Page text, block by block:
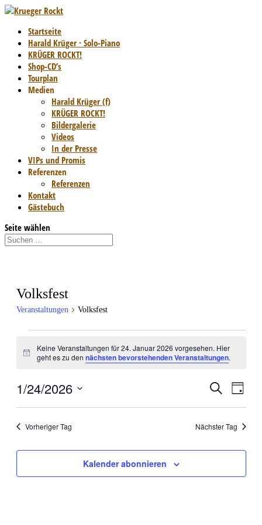
Startseite
Harald Krüger · Solo-Piano
KRÜGER ROCKT!
Shop-CD’s
Tourplan
Medien
Harald Krüger (f)
KRÜGER ROCKT!
Bildergalerie
Videos
In der Presse
VIPs und Promis
Referenzen
Referenzen
Kontakt
Gästebuch
Seite wählen
Volksfest
Veranstaltungen Volksfest
für
Januar
Hinweis
Keine Veranstaltungen für 24. Januar 2026 vorgesehen. Hier
geht es zu den nächsten bevorstehenden Veranstaltungen.
Suche
und
Suche
Tag
1/24/2026
Vorheriger Tag Nächster Tag
Kalender abonnieren